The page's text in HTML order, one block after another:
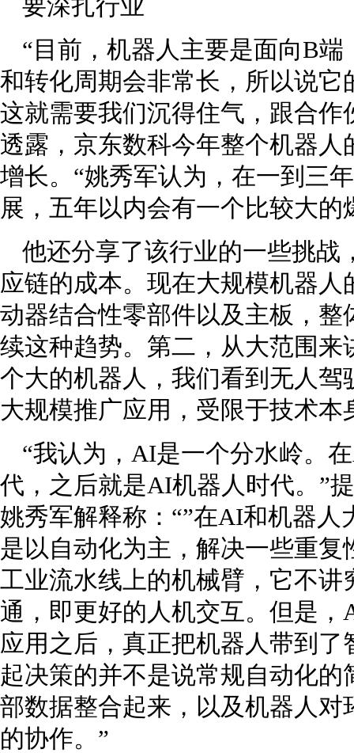
“目前，机器人主要是面向B
和转化周期会非常长，所以说
这就需要我们沉得住气，跟合
透露，京东数科今年整个机器
增长。“姚秀军认为，在一到三
展，五年以内会有一个比较大的
他还分享了该行业的一些挑战
应链的成本。现在大规模机器
动器结合性零部件以及主板，
续这种趋势。第二，从大范围
个大的机器人，我们看到无人
大规模推广应用，受限于技术本
“我认为，AI是一个分水岭。
代，之后就是AI机器人时代。”
姚秀军解释称：“”在AI和机器
是以自动化为主，解决一些重
工业流水线上的机械臂，它不
通，即更好的人机交互。但是
应用之后，真正把机器人带到
起决策的并不是说常规自动化
部数据整合起来，以及机器人
的协作。”